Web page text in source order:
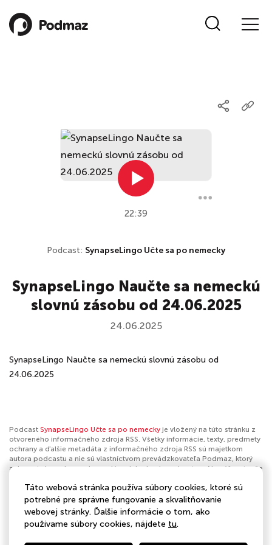
22:39
Podcast: SynapseLingo Učte sa po nemecky
SynapseLingo Naučte sa nemeckú
slovnú zásobu od 24.06.2025
24.06.2025
SynapseLingo Naučte sa nemeckú slovnú zásobu od
24.06.2025
Podcast SynapseLingo Učte sa po nemecky je vložený na túto stránku z
otvoreného informačného zdroja RSS. Všetky informácie, texty, predmety
ochrany a ďalšie metadáta z informačného zdroja RSS sú majetkom
autora podcastu a nie sú vlastníctvom prevádzkovateľa Podmaz, ktorý
ani nevytvára ani nezodpovedá za ich obsah podcastov. Ak máš za to, že
nahlásiť obsah. Ak je toto tvoj podcast a chceš získať kontrolu nad týmto
profilomklikni sem.
Autor:SynapseLingo
Táto webová stránka používa súbory cookies, ktoré sú
potrebné pre správne fungovanie a skvalitňovanie
webovej stránky. Ďalšie informácie o tom, ako
používame súbory cookies, nájdete tu.